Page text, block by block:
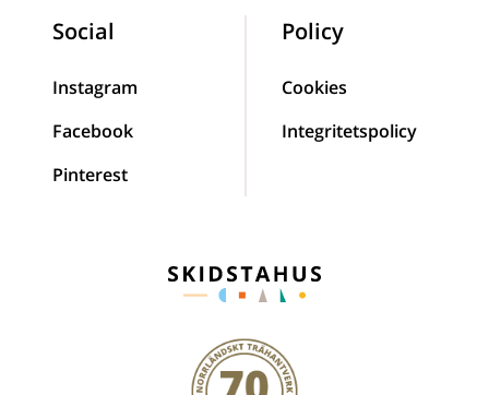
Social
Instagram
Facebook
Pinterest
Policy
Cookies
Integritetspolicy